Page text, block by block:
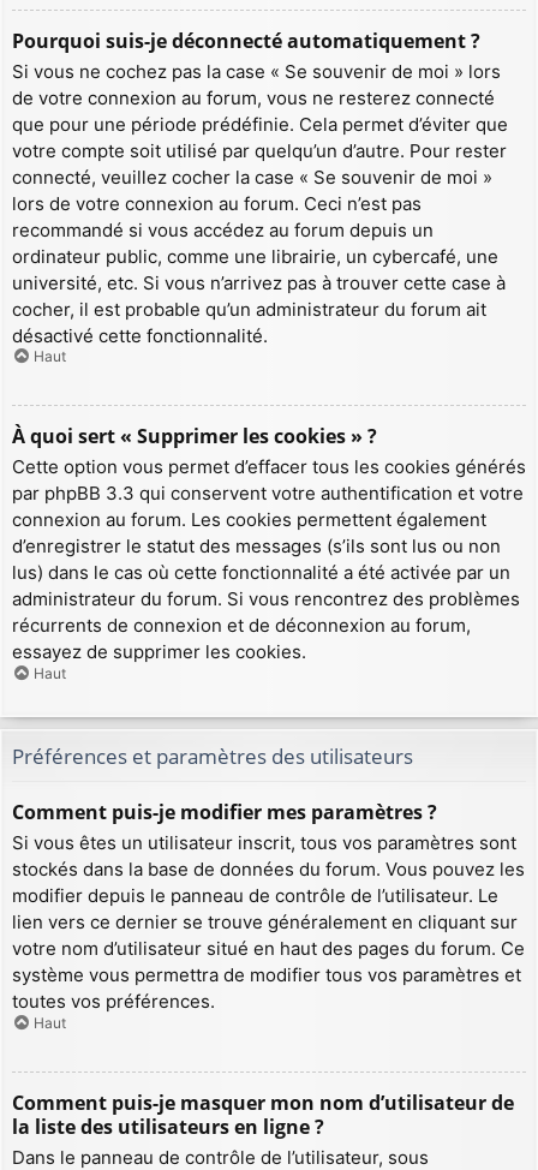
Pourquoi suis-je déconnecté automatiquement ?
Si vous ne cochez pas la case « Se souvenir de moi » lors
de votre connexion au forum, vous ne resterez connecté
que pour une période prédéfinie. Cela permet d’éviter que
votre compte soit utilisé par quelqu’un d’autre. Pour rester
connecté, veuillez cocher la case « Se souvenir de moi »
lors de votre connexion au forum. Ceci n’est pas
recommandé si vous accédez au forum depuis un
ordinateur public, comme une librairie, un cybercafé, une
université, etc. Si vous n’arrivez pas à trouver cette case à
cocher, il est probable qu’un administrateur du forum ait
désactivé cette fonctionnalité.
Haut
À quoi sert « Supprimer les cookies » ?
Cette option vous permet d’effacer tous les cookies générés
par phpBB 3.3 qui conservent votre authentification et votre
connexion au forum. Les cookies permettent également
d’enregistrer le statut des messages (s’ils sont lus ou non
lus) dans le cas où cette fonctionnalité a été activée par un
administrateur du forum. Si vous rencontrez des problèmes
récurrents de connexion et de déconnexion au forum,
essayez de supprimer les cookies.
Haut
Préférences et paramètres des utilisateurs
Comment puis-je modifier mes paramètres ?
Si vous êtes un utilisateur inscrit, tous vos paramètres sont
stockés dans la base de données du forum. Vous pouvez les
modifier depuis le panneau de contrôle de l’utilisateur. Le
lien vers ce dernier se trouve généralement en cliquant sur
votre nom d’utilisateur situé en haut des pages du forum. Ce
système vous permettra de modifier tous vos paramètres et
toutes vos préférences.
Haut
Comment puis-je masquer mon nom d’utilisateur de
la liste des utilisateurs en ligne ?
Dans le panneau de contrôle de l’utilisateur, sous